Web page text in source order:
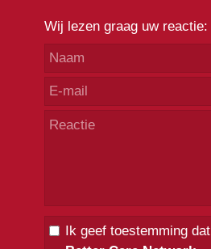
Wij lezen graag uw reactie:
Ik geef toestemming dat